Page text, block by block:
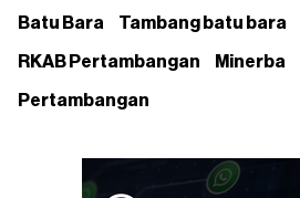
Batu Bara Tambang batu bara
RKAB Pertambangan Minerba
Pertambangan